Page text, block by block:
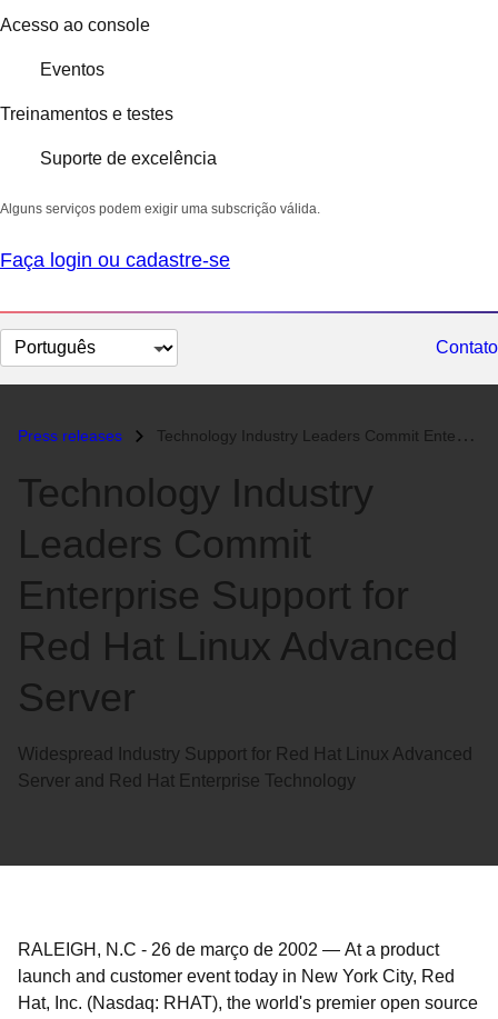
Acesso ao console
Eventos
Treinamentos e testes
Suporte de excelência
Alguns serviços podem exigir uma subscrição válida.
Faça login ou cadastre-se
Selecionar
idioma
Contato
Press releases Technology Industry Leaders Commit Enterprise Support for Red Hat Linu...
Technology Industry
Leaders Commit
Enterprise Support for
Red Hat Linux Advanced
Server
Widespread Industry Support for Red Hat Linux Advanced
Server and Red Hat Enterprise Technology
RALEIGH, N.C - 26 de março de 2002 — At a product
launch and customer event today in New York City, Red
Hat, Inc. (Nasdaq: RHAT), the world's premier open source